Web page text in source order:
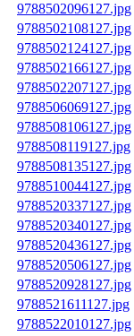
9788502096127.jpg
9788502108127.jpg
9788502124127.jpg
9788502166127.jpg
9788502207127.jpg
9788506069127.jpg
9788508106127.jpg
9788508119127.jpg
9788508135127.jpg
9788510044127.jpg
9788520337127.jpg
9788520340127.jpg
9788520436127.jpg
9788520506127.jpg
9788520928127.jpg
9788521611127.jpg
9788522010127.jpg